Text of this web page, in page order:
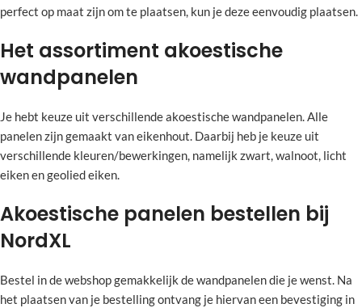
perfect op maat zijn om te plaatsen, kun je deze eenvoudig plaatsen.
Het assortiment akoestische
wandpanelen
Je hebt keuze uit verschillende akoestische wandpanelen. Alle
panelen zijn gemaakt van eikenhout. Daarbij heb je keuze uit
verschillende kleuren/bewerkingen, namelijk zwart, walnoot, licht
eiken en geolied eiken.
Akoestische panelen bestellen bij
NordXL
Bestel in de webshop gemakkelijk de wandpanelen die je wenst. Na
het plaatsen van je bestelling ontvang je hiervan een bevestiging in